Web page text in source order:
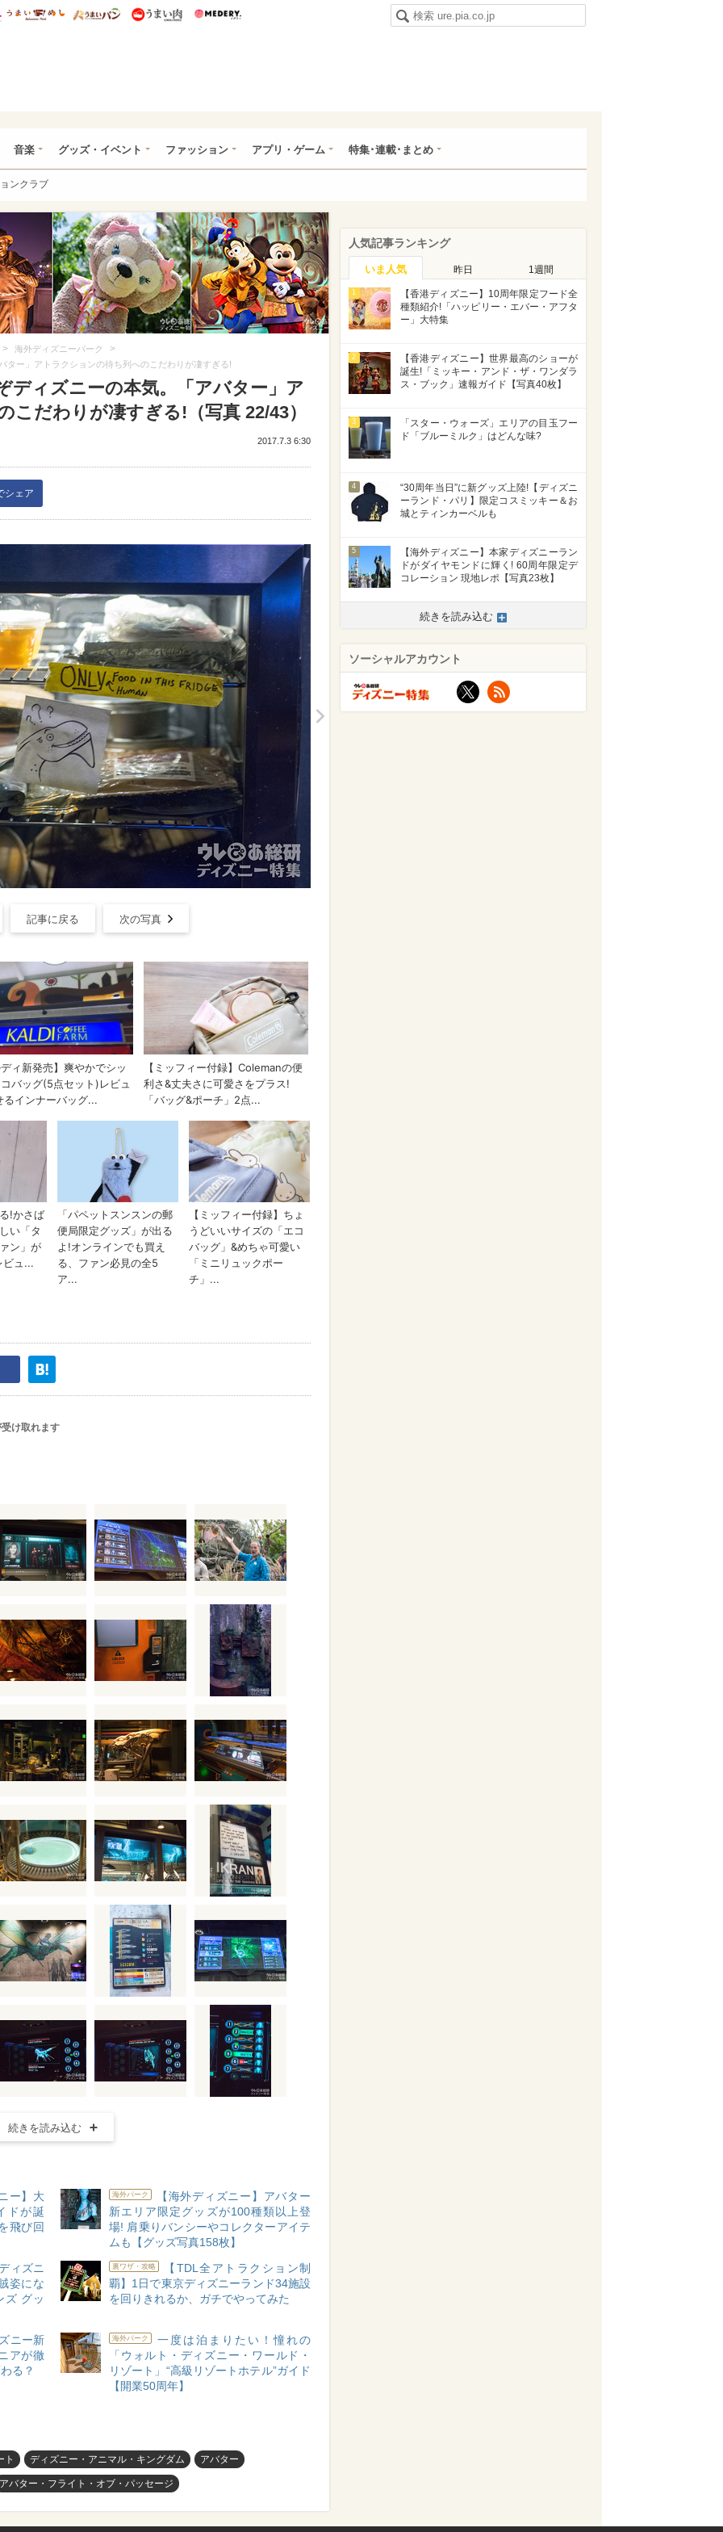
研 ディズニー特集
mimot. うまいめし うまいパン うまい肉
音楽 グッズ・イベント ファッション アプリ・ゲーム 特集･連載･まとめ
ンクラブ
> 海外ディズニーパーク >
ター」アトラクションの待ち列へのこだわりが凄すぎる!
ディズニーの本気。「アバター」ア
こだわりが凄すぎる!（写真 22/43）
2017.7.3 6:30
シェア
>
記事に戻る 次の写真
け取れます
続きを読み込む
ー】大
ドが誕
飛び回
海外パーク
【海外ディズニー】アバター
新エリア限定グッズが100種類以上登
場! 肩乗りバンシーやコレクターアイテ
ムも【グッズ写真158枚】
ィズニ
姿にな
ズ グッ
裏ワザ・攻略
【TDL全アトラクション制
覇】1日で東京ディズニーランド34施設
を回りきれるか、ガチでやってみた
ニー新
アが徹
る？
海外パーク
一度は泊まりたい！憧れの
「ウォルト・ディズニー・ワールド・
リゾート」“高級リゾートホテル”ガイド
【開業50周年】
ト ディズニー・アニマル・キングダム アバター
アバター・フライト・オブ・パッセージ
人気記事ランキング
いま人気 昨日 1週間
1
【香港ディズニー】10周年限定フード全
種類紹介!「ハッピリー・エバー・アフタ
ー」大特集
2
【香港ディズニー】世界最高のショーが
誕生!「ミッキー・アンド・ザ・ワンダラ
ス・ブック」速報ガイド【写真40枚】
3
「スター・ウォーズ」エリアの目玉フー
ド「ブルーミルク」はどんな味?
4
“30周年当日”に新グッズ上陸!【ディズニ
ーランド・パリ】限定コスミッキー＆お
城とティンカーベルも
5
【海外ディズニー】本家ディズニーラン
ドがダイヤモンドに輝く! 60周年限定デ
コレーション 現地レポ【写真23枚】
続きを読み込む
ソーシャルアカウント
X